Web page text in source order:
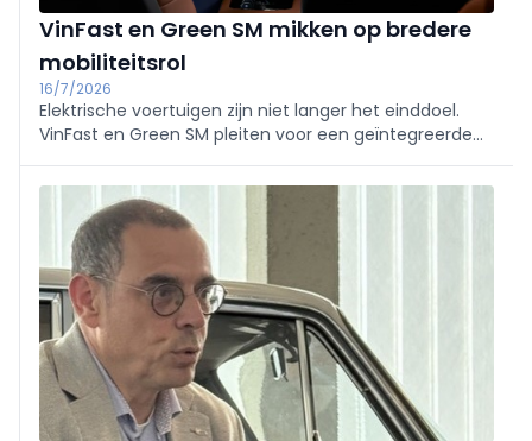
VinFast en Green SM mikken op bredere
mobiliteitsrol
16/7/2026
Elektrische voertuigen zijn niet langer het einddoel.
VinFast en Green SM pleiten voor een geïntegreerde
laadinfrastructuur en mobiliteitsdiensten samen een
efficiënter vervoerssysteem vormen.